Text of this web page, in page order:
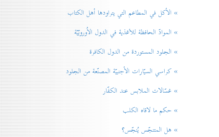
» الأكل في المطاعم التي يتراودها أهل الكتاب
» الموادّ الحافظة للأغذية في الدول الاُوروبّيّة
» الجلود المستوردة من الدول الكافرة
» كراسي السيّارات الأجنبيّة المصنّعة من الجلود
» غسّالات الملابس عند الكفّار
» حكم ما لاقاه الكلب
» هل المتنجّس يُنجّس؟